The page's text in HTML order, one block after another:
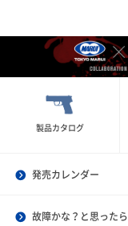
製品カタログ
発売カレンダー
故障かな？と思ったら